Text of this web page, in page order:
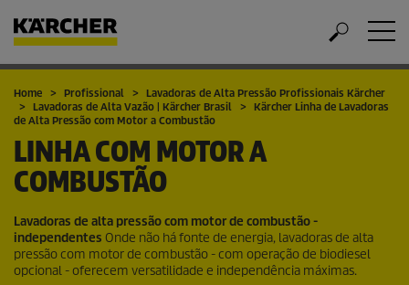
Home Profissional
Lavadoras de Alta Pressão Profissionais Kärcher
Lavadoras de Alta Vazão | Kärcher Brasil
Kärcher Linha de Lavadoras
de Alta Pressão com Motor a Combustão
LINHA COM MOTOR A
COMBUSTÃO
Lavadoras de alta pressão com motor de combustão -
independentes Onde não há fonte de energia, lavadoras de alta
pressão com motor de combustão - com operação de biodiesel
opcional - oferecem versatilidade e independência máximas.